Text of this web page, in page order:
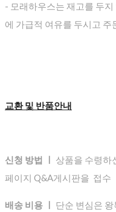
- 모래하우스는 재고를 두
에 가급적 여유를 두시고
교환 및 반품안내
신청 방법 ㅣ 상품을 수령하
페이지 Q&A게시판을 접수
배송 비용 ㅣ
단순 변심은